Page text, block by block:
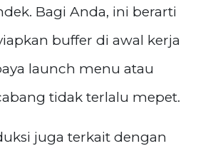
Bagi Anda, ini berarti
buffer di awal kerja
launch menu atau
tidak terlalu mepet.
juga terkait dengan